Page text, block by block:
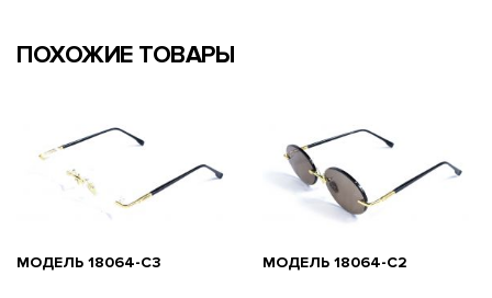
ПОХОЖИЕ ТОВАРЫ
МОДЕЛЬ 18064-C3 МОДЕЛЬ 18064-C2